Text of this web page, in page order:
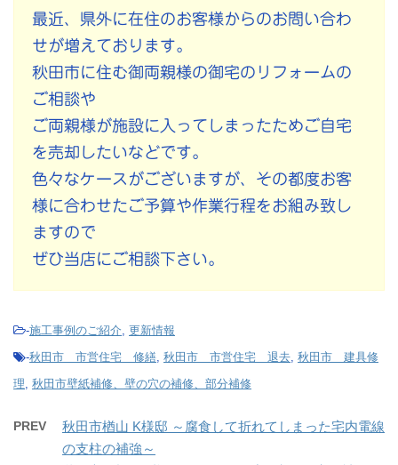
最近、県外に在住のお客様からのお問い合わ
せが増えております。
秋田市に住む御両親様の御宅のリフォームの
ご相談や
ご両親様が施設に入ってしまったためご自宅
を売却したいなどです。
色々なケースがございますが、その都度お客
様に合わせたご予算や作業行程をお組み致し
ますので
ぜひ当店にご相談下さい。
-施工事例のご紹介 更新情報
-秋田市 市営住宅 修繕 秋田市 市営住宅 退去 秋田市 建具修
理 秋田市壁紙補修、壁の穴の補修、部分補修
PREV
秋田市楢山 K様邸 ～腐食して折れてしまった宅内電線
の支柱の補強～